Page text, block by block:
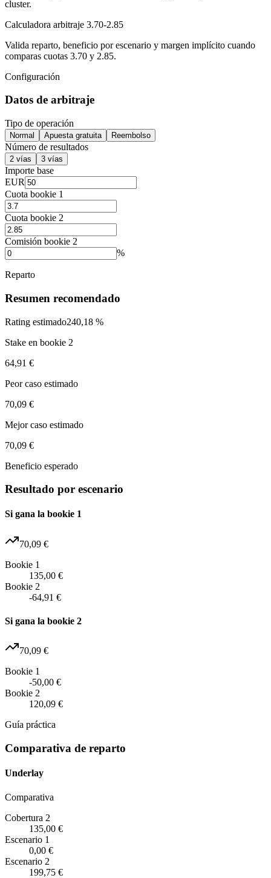
cluster.
Calculadora arbitraje 3.70-2.85
Valida reparto, beneficio por escenario y margen implícito cuando
comparas cuotas 3.70 y 2.85.
Configuración
Datos de arbitraje
Tipo de operación
Normal Apuesta gratuita Reembolso
Número de resultados
2 vías 3 vías
Importe base
EUR
Cuota bookie 1
Cuota bookie 2
Comisión bookie 2
%
Reparto
Resumen recomendado
Rating estimado240,18 %
Stake en bookie 2
64,91 €
Peor caso estimado
70,09 €
Mejor caso estimado
70,09 €
Beneficio esperado
Resultado por escenario
Si gana la bookie 1
70,09 €
Bookie 1
135,00 €
Bookie 2
-64,91 €
Si gana la bookie 2
70,09 €
Bookie 1
-50,00 €
Bookie 2
120,09 €
Guía práctica
Comparativa de reparto
Underlay
Comparativa
Cobertura 2
135,00 €
Escenario 1
0,00 €
Escenario 2
199,75 €